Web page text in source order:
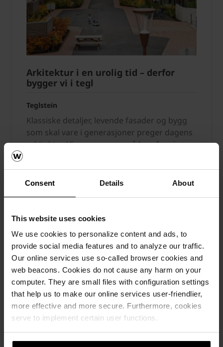
Consent Details About
This website uses cookies
We use cookies to personalize content and ads, to
provide social media features and to analyze our traffic.
Our online services use so-called browser cookies and
web beacons. Cookies do not cause any harm on your
computer. They are small files with configuration settings
that help us to make our online services user-friendlier,
more effective and more secure. Furthermore, cookies
serve to implement certain user functions.
Arkitektur i en urolig tid – derfor
bygger vi i tegl
Teglstein
Klassiske detaljer, levende fasader og bygg
som skal vare i generasjoner preger dagens
arkitektur. Vi ser nærmere på hvorfor vi
Les mer
Teglstein